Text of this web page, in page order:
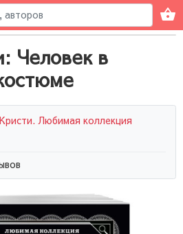
Человек в
Любимая коллекция